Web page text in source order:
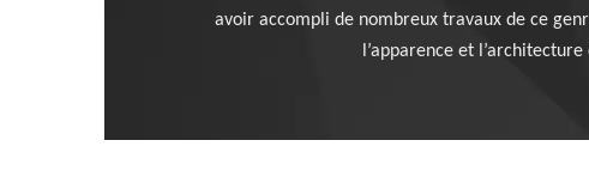
avoir accompli de nombreux travaux de ce
l’apparence et